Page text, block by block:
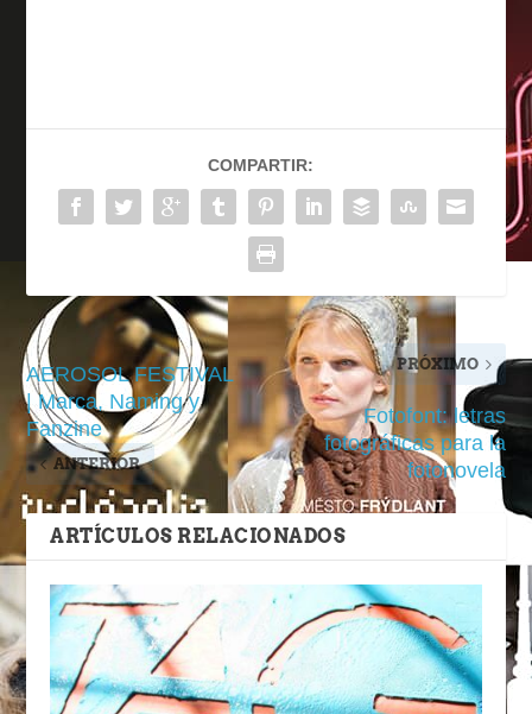
COMPARTIR:
AEROSOL FESTIVAL
| Marca, Naming y
Fanzine
ANTERIOR
PRÓXIMO
Fotofont: letras
fotográficas para la
fotonovela
ARTÍCULOS RELACIONADOS